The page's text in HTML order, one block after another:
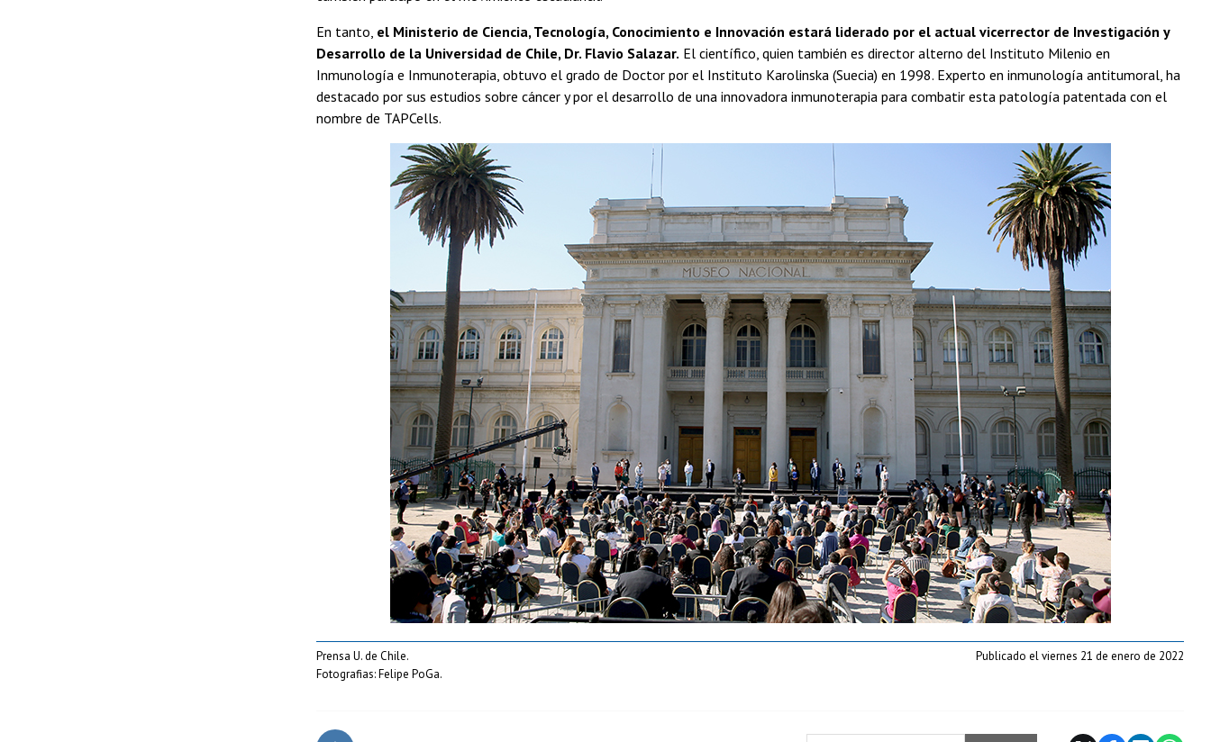
En tanto, el Ministerio de Ciencia, Tecnología, Conocimiento e Innovación estará liderado por el actual vicerrector de Investigación y
Desarrollo de la Universidad de Chile, Dr. Flavio Salazar. El científico, quien también es director alterno del Instituto Milenio en
Inmunología e Inmunoterapia, obtuvo el grado de Doctor por el Instituto Karolinska (Suecia) en 1998. Experto en inmunología antitumoral, ha
destacado por sus estudios sobre cáncer y por el desarrollo de una innovadora inmunoterapia para combatir esta patología patentada con el
nombre de TAPCells.
Prensa U. de Chile.
Fotografias: Felipe PoGa.
Publicado el viernes 21 de enero de 2022